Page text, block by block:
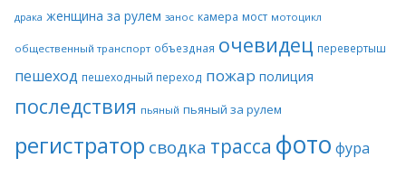
драка женщина за рулем занос камера мост мотоцикл
общественный транспорт объездная очевидец перевертыш
пешеход пешеходный переход пожар полиция
последствия пьяный пьяный за рулем
регистратор сводка трасса фото фура